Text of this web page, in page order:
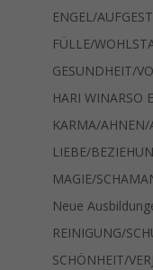
ENGEL/
FÜLLE/
GESUNDHEIT/
HARI WINARSO
KARMA/AHNEN/
LIEBE/
MAGIE/
Neue
REINIGUNG/
SCHÖNHEIT/